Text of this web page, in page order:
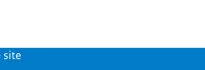
site